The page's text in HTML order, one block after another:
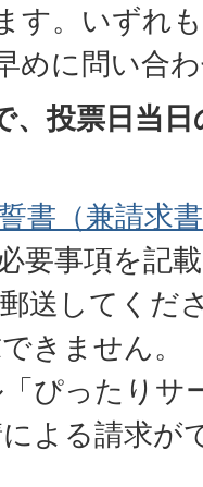
す。いずれ
めに問い合
、投票日当
書（兼請求
要事項を記
送してくだ
きません。
ぴったりサ
よる請求が